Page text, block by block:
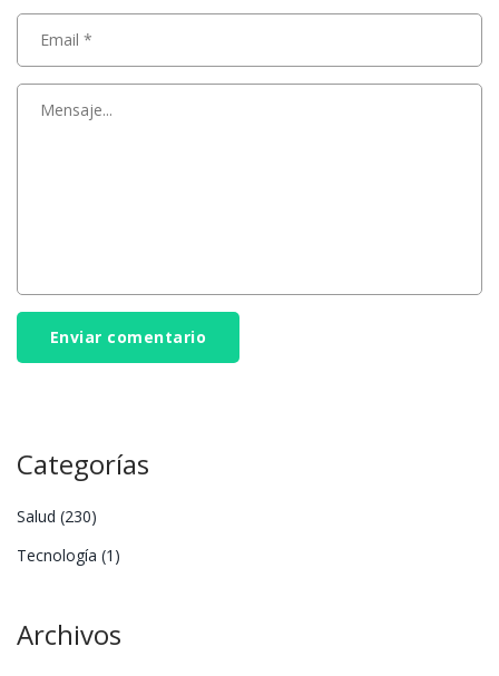
Enviar comentario
Categorías
Salud (230)
Tecnología (1)
Archivos